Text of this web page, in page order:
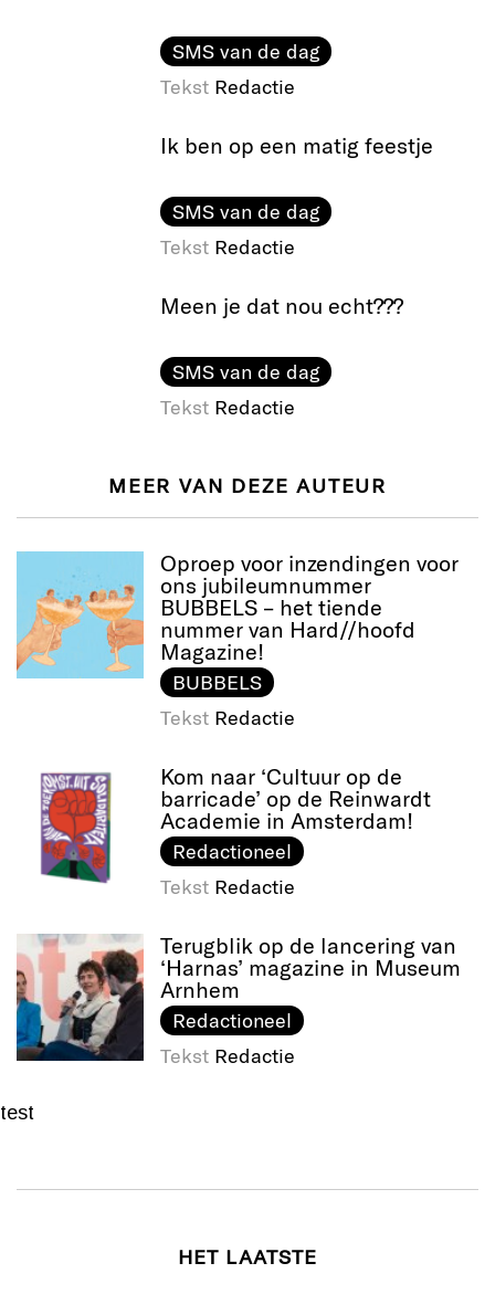
SMS van de dag
Tekst Redactie
Ik ben op een matig feestje
SMS van de dag
Tekst Redactie
Meen je dat nou echt???
SMS van de dag
Tekst Redactie
MEER VAN DEZE AUTEUR
Oproep voor inzendingen voor
ons jubileumnummer
BUBBELS – het tiende
nummer van Hard//hoofd
Magazine!
BUBBELS
Tekst Redactie
Kom naar ‘Cultuur op de
barricade’ op de Reinwardt
Academie in Amsterdam!
Redactioneel
Tekst Redactie
Terugblik op de lancering van
‘Harnas’ magazine in Museum
Arnhem
Redactioneel
Tekst Redactie
test
HET LAATSTE